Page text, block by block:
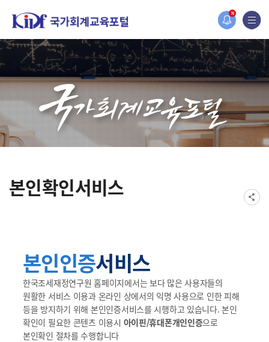
N
홈페이지가 새롭게 개편되었습니다.
한국조세재정연구원홈페이지가 새롭게 개설되었습니다.
본인확인서비스
본인인증서비스
한국조세재정연구원 홈페이지에서는 보다 많은 사용자들의
원활한 서비스 이용과 온라인 상에서의 익명 사용으로 인한 피해
등을 방지하기 위해 본인인증서비스를 시행하고 있습니다. 본인
확인이 필요한 콘텐츠 이용시 아이핀/휴대폰개인인증으로
본인확인 절차를 수행합니다